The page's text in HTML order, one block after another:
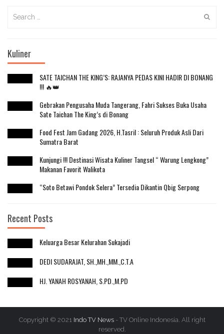
for:
Kuliner
SATE TAICHAN THE KING’S: RAJANYA PEDAS KINI HADIR DI BONANG
!!! 🔥👑
Gebrakan Pengusaha Muda Tangerang, Fahri Sukses Buka Usaha
Sate Taichan The King’s di Bonang
Food Fest Jam Gadang 2026, H.Tasril : Seluruh Produk Asli Dari
Sumatra Barat
Kunjungi !!! Destinasi Wisata Kuliner Tangsel “ Warung Lengkong”
Makanan Favorit Walikota
“Soto Betawi Pondok Selera” Tersedia Dikantin Qbig Serpong
Recent Posts
Keluarga Besar Kelurahan Sukajadi
DEDI SUDARAJAT, SH.,MH.,MM.,C.T.A
HJ. YANAH ROSYANAH, S.PD.,M.PD
Copyright © 2021 Indo TV News - TV Online Indonesia. All right
reserved.